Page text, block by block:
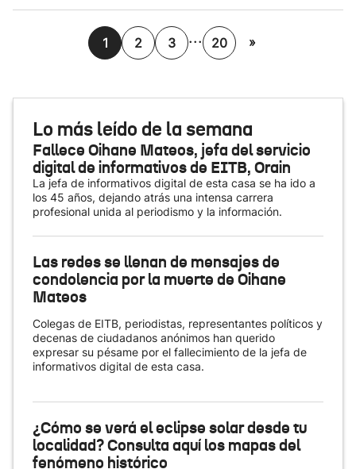
1 2 3 ... 20 »
Lo más leído de la semana
Fallece Oihane Mateos, jefa del servicio
digital de informativos de EITB, Orain
La jefa de informativos digital de esta casa se ha ido a
los 45 años, dejando atrás una intensa carrera
profesional unida al periodismo y la información.
Las redes se llenan de mensajes de
condolencia por la muerte de Oihane
Mateos
Colegas de EITB, periodistas, representantes políticos y
decenas de ciudadanos anónimos han querido
expresar su pésame por el fallecimiento de la jefa de
informativos digital de esta casa.
¿Cómo se verá el eclipse solar desde tu
localidad? Consulta aquí los mapas del
fenómeno histórico